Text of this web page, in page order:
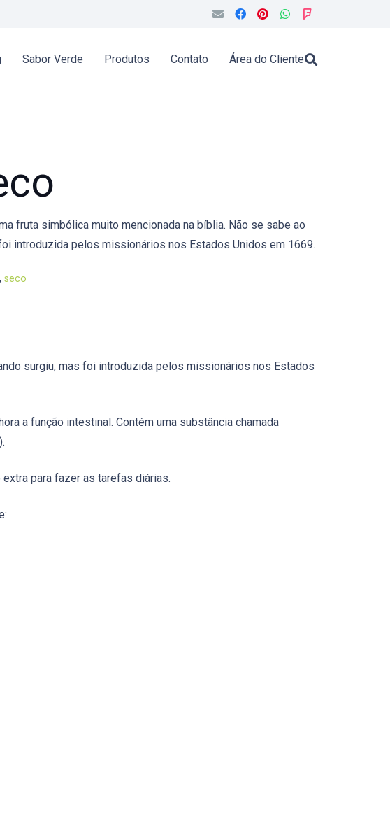
Sabor Verde Produtos Contato Área do Cliente
fruta simbólica muito mencionada na bíblia. Não se sabe ao
introduzida pelos missionários nos Estados Unidos em 1669.
,seco
surgiu, mas foi introduzida pelos missionários nos Estados
a função intestinal. Contém uma substância chamada
para fazer as tarefas diárias.